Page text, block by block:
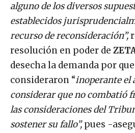
alguno de los diversos
establecidos
recurso de reconsideración”,
resolución en poder de
desecha la demanda por
consideraron “inoperante el
considerar que no combatió
las consideraciones del
sostener su fallo”,pues -